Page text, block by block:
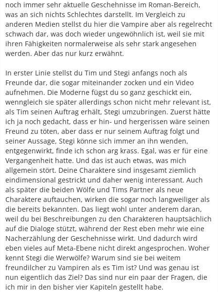
noch immer sehr aktuelle Geschehnisse im Roman-Bereich,
was an sich nichts Schlechtes darstellt. Im Vergleich zu
anderen Medien stellst du hier die Vampire aber als regelrecht
schwach dar, was doch wieder ungewöhnlich ist, weil sie mit
ihren Fähigkeiten normalerweise als sehr stark angesehen
werden. Aber das nur kurz erwähnt.
In erster Linie stellst du Tim und Stegi anfangs noch als
Freunde dar, die sogar miteinander zocken und ein Video
aufnehmen. Die Moderne fügst du so ganz geschickt ein,
wenngleich sie später allerdings schon nicht mehr relevant ist,
als Tim seinen Auftrag erhält, Stegi umzubringen. Zuerst hätte
ich ja noch gedacht, dass er hin- und hergerissen wäre seinen
Freund zu töten, aber dass er nur seinem Auftrag folgt und
seiner Aussage, Stegi könne sich immer an ihn wenden,
entgegenwirkt, finde ich schon arg krass. Egal, was er für eine
Vergangenheit hatte. Und das ist auch etwas, was mich
allgemein stört. Deine Charaktere sind insgesamt ziemlich
eindimensional gestrickt und daher wenig interessant. Auch
als später die beiden Wölfe und Tims Partner als neue
Charaktere auftauchen, wirken die sogar noch langweiliger als
die bereits bekannten. Das liegt wohl unter anderem daran,
weil du bei Beschreibungen zu den Charakteren hauptsächlich
auf die Dialoge stützt, während der Rest eben mehr wie eine
Nacherzählung der Geschehnisse wirkt. Und dadurch wird
eben vieles auf Meta-Ebene nicht direkt angesprochen. Woher
kennt Stegi die Werwölfe? Warum sind sie bei weitem
freundilcher zu Vampiren als es Tim ist? Und was genau ist
nun eigentlich das Ziel? Das sind nur ein paar der Fragen, die
ich mir in den bisher vier Kapiteln gestellt habe.